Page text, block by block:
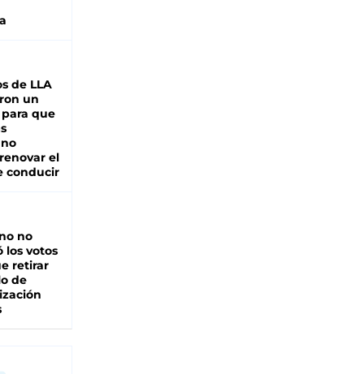
de LLA
un
que
el
conducir
no
los votos
retirar
de